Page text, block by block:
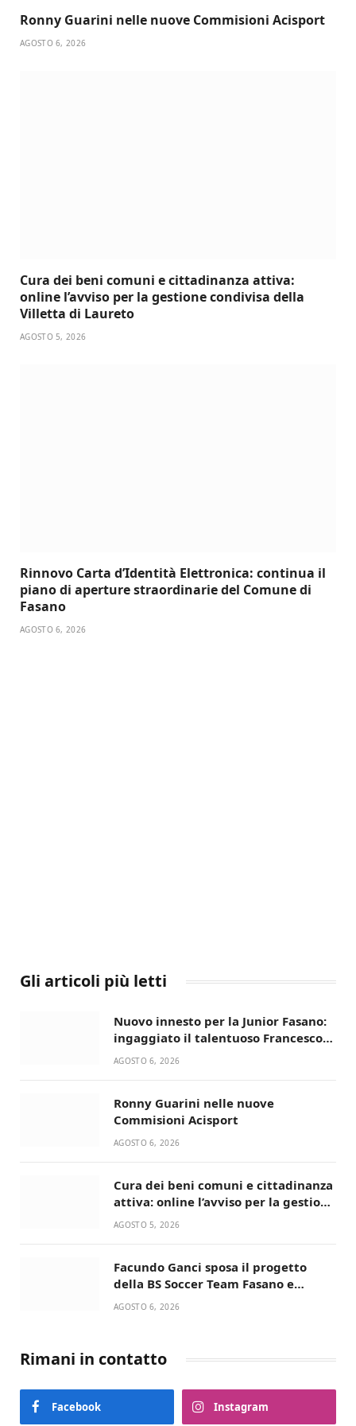
Ronny Guarini nelle nuove Commisioni Acisport
AGOSTO 6, 2026
Cura dei beni comuni e cittadinanza attiva:
online l’avviso per la gestione condivisa della
Villetta di Laureto
AGOSTO 5, 2026
Rinnovo Carta d’Identità Elettronica: continua il
piano di aperture straordinarie del Comune di
Fasano
AGOSTO 6, 2026
Gli articoli più letti
Nuovo innesto per la Junior Fasano:
ingaggiato il talentuoso Francesco
Lupo Timini
AGOSTO 6, 2026
Ronny Guarini nelle nuove
Commisioni Acisport
AGOSTO 6, 2026
Cura dei beni comuni e cittadinanza
attiva: online l’avviso per la gestione
condivisa della Villetta di Laureto
AGOSTO 5, 2026
Facundo Ganci sposa il progetto
della BS Soccer Team Fasano e
ritorna in campo
AGOSTO 6, 2026
Rimani in contatto
Facebook Instagram